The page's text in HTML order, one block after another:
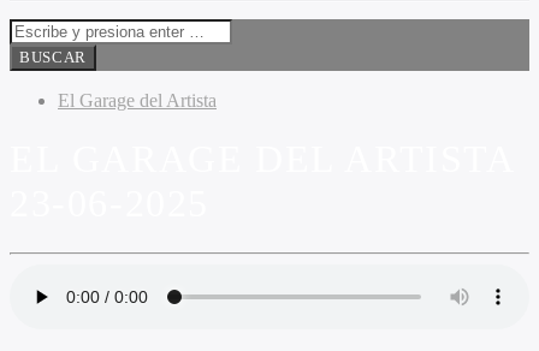
El Garage del Artista